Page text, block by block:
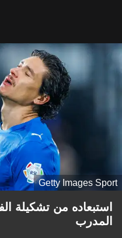
Getty Images Sport
استبعاده من تشكيلة
المدرب